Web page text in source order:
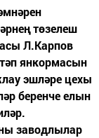
төзелеш
Л.Карпов
янкормасын
эшләре цехы
беренче елын
заводлылар